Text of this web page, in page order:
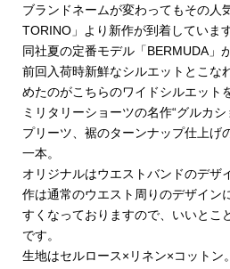
ブランドネームが変わってもその人
TORINO」より新作が到着しています
同社夏の定番モデル「BERMUDA」
前回入荷時新鮮なシルエットとこな
めたのがこちらのワイドシルエット
ミリタリーショーツの名作“グルカ
プリーツ、裾のターンナップ仕上げ
一本。
オリジナルはウエストバンドのデザ
作は通常のウエスト周りのデザイン
すくなっておりますので、いいとこ
です。
生地はセルロース×リネン×コットン